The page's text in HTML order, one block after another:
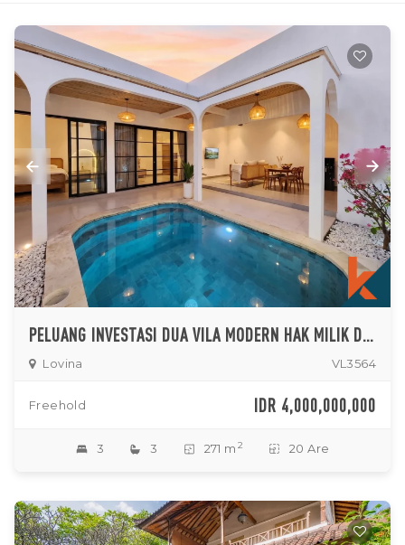
PELUANG INVESTASI DUA VILA MODERN HAK MILIK DENGAN ROI TINGGI DI LOVINA
Lovina VL3564
Freehold IDR 4,000,000,000
3 3 271 m 2 20 Are